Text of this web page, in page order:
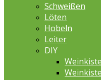
Schweißen
Löten
Hobeln
Leiter
DIY